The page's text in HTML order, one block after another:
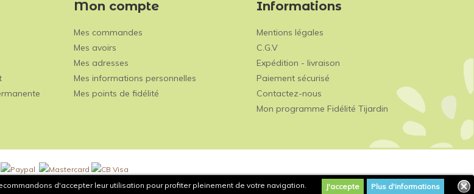
d'accepter leur utilisation pour profiter pleinement de votre navigation. J'accepte Plus d'informations
Mon compte
Mes commandes
Mes avoirs
Mes adresses
Mes informations personnelles
Mes points de fidélité
Informations
Mentions légales
C.G.V
Expédition - livraison
Paiement sécurisé
Contactez-nous
Mon programme Fidélité Tijardin